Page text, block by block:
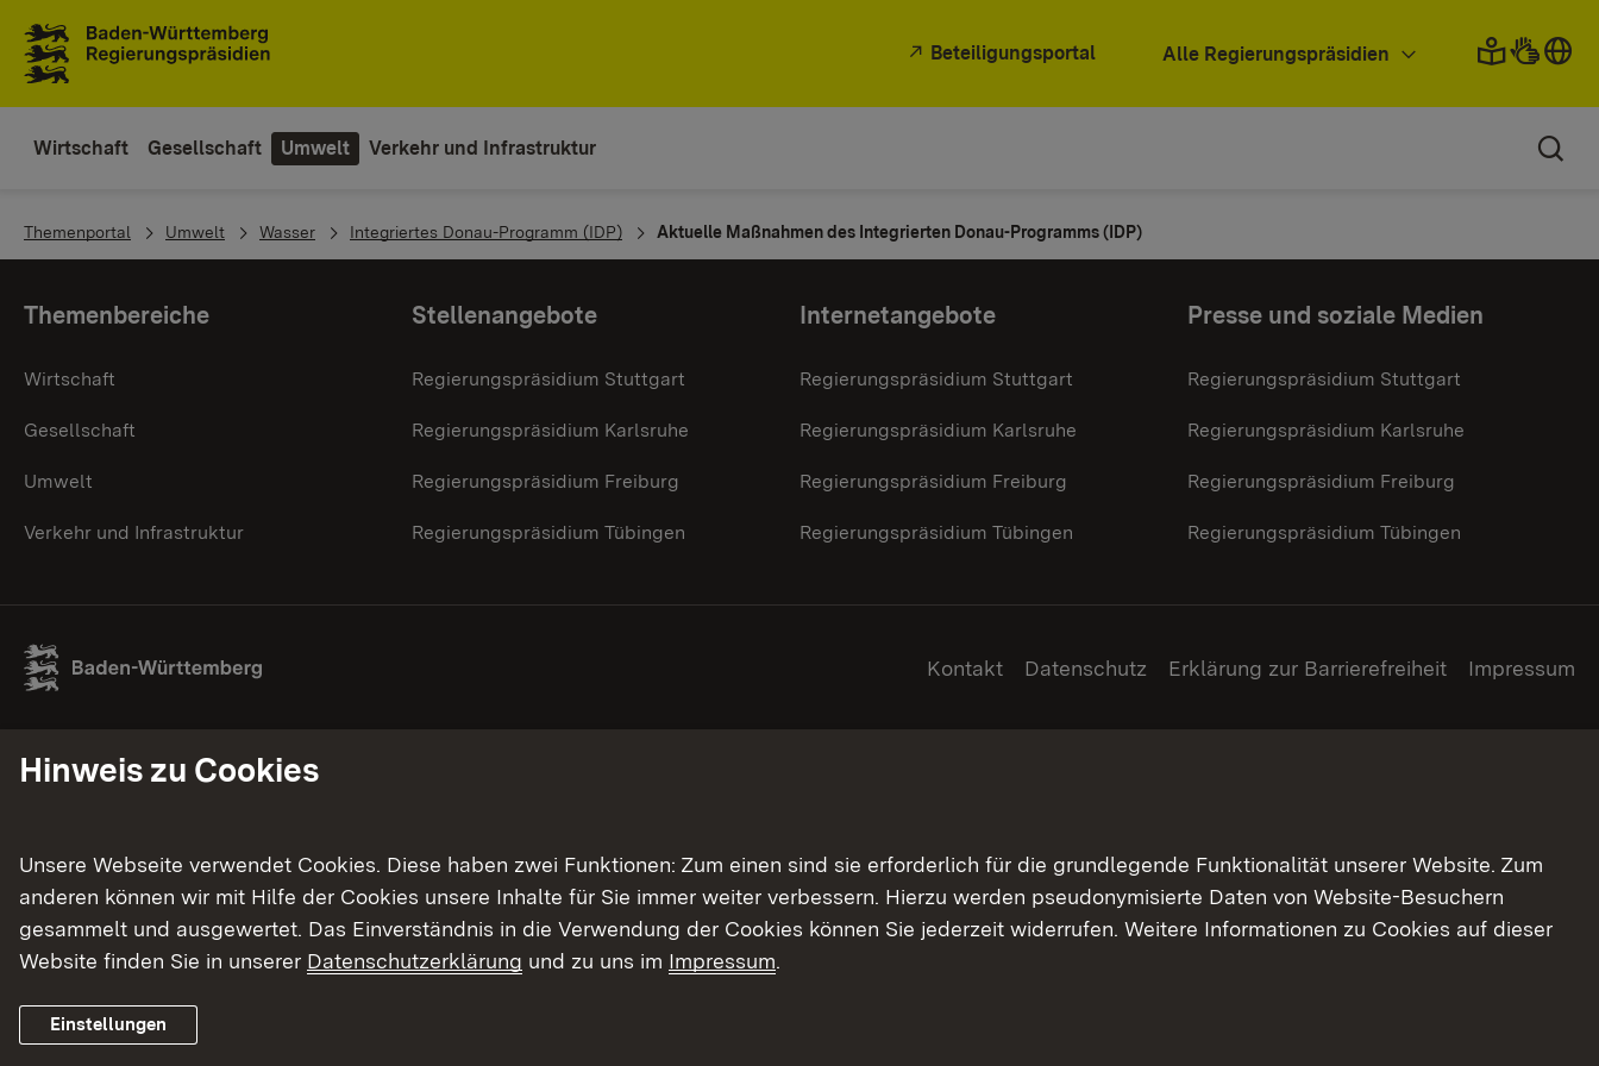
Beteiligungsportal Alle Regierungspräsidien
Wirtschaft Gesellschaft Umwelt Verkehr und Infrastruktur
You are here:
Themenportal Umwelt Wasser Integriertes Donau-Programm (IDP) Aktuelle Maßnahmen des Integrierten Donau-Programms (IDP)
Themenübersicht
Themenbereiche
Wirtschaft
Gesellschaft
Umwelt
Verkehr und Infrastruktur
Stellenangebote
Regierungspräsidium Stuttgart
Regierungspräsidium Karlsruhe
Regierungspräsidium Freiburg
Regierungspräsidium Tübingen
Internetangebote
Regierungspräsidium Stuttgart
Regierungspräsidium Karlsruhe
Regierungspräsidium Freiburg
Regierungspräsidium Tübingen
Presse und soziale Medien
Regierungspräsidium Stuttgart
Regierungspräsidium Karlsruhe
Regierungspräsidium Freiburg
Regierungspräsidium Tübingen
Kontakt Datenschutz Erklärung zur Barrierefreiheit Impressum
Hinweis zu Cookies
Unsere Webseite verwendet Cookies. Diese haben zwei Funktionen: Zum einen sind sie erforderlich für die grundlegende Funktionalität unserer Website. Zum
anderen können wir mit Hilfe der Cookies unsere Inhalte für Sie immer weiter verbessern. Hierzu werden pseudonymisierte Daten von Website-Besuchern
gesammelt und ausgewertet. Das Einverständnis in die Verwendung der Cookies können Sie jederzeit widerrufen. Weitere Informationen zu Cookies auf dieser
Website finden Sie in unserer Datenschutzerklärung und zu uns im Impressum.
Einstellungen